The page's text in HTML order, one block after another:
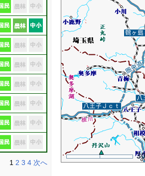
1 2 3 4 次へ